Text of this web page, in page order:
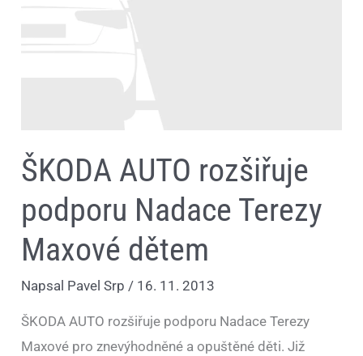
ŠKODA AUTO rozšiřuje
podporu Nadace Terezy
Maxové dětem
Napsal Pavel Srp/ 16. 11. 2013
ŠKODA AUTO rozšiřuje podporu Nadace Terezy
Maxové pro znevýhodněné a opuštěné děti. Již
Terezy